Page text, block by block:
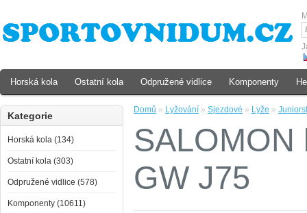
Domů » Lyžování » Sjezdové » Lyže »
SALOMON
GW J75
Kategorie
Horská kola (134)
Ostatní kola (303)
Odpružené vidlice (578)
Komponenty (10611)
Horská kola Ostatní kola Odpružené vidlice Komponenty